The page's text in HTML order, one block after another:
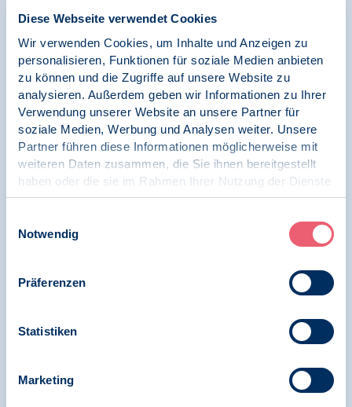
Diese Webseite verwendet Cookies
Wir verwenden Cookies, um Inhalte und Anzeigen zu
personalisieren, Funktionen für soziale Medien anbieten
zu können und die Zugriffe auf unsere Website zu
analysieren. Außerdem geben wir Informationen zu Ihrer
Verwendung unserer Website an unsere Partner für
soziale Medien, Werbung und Analysen weiter. Unsere
Partner führen diese Informationen möglicherweise mit
weiteren Daten zusammen, die Sie ihnen bereitgestellt
haben oder die sie im Rahmen Ihrer Nutzung der Dienste
gesammelt haben.
Notwendig
Präferenzen
Statistiken
Marketing
BDP sieht Verwendung von hochsensiblen
Digitalisierungsgesetze im Gesundheitswesen
verabschiedet
09.11.2023
Stellungnahme | Digitale Gesellschaft und
Psychologie | Datenschutz
Gesundheitsdaten
17.08.2023
Stellungnahme des